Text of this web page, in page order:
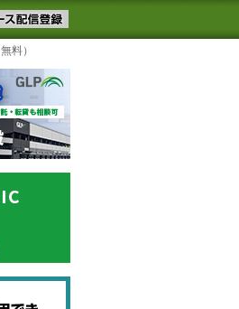
ニュースメール配信を登録す
ーマ
料）